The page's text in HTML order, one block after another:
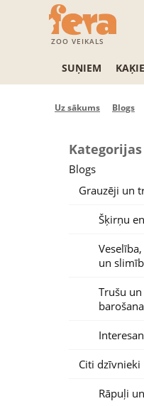
ZOO VEIKALS
SUŅIEM
Uz sākums Blogs
Kategorijas
Blogs
Grauzēji un
Šķirņu
un
Trušu
barošana
Citi dzīvnieki
Rāpuļi